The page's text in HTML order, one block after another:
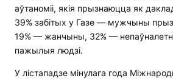
аўтаноміі, якія прызнаюцца як
39% забітых у Газе — мужчыны
19% — жанчыны, 32% —
пажылыя людзі.
У лістападзе мінулага года